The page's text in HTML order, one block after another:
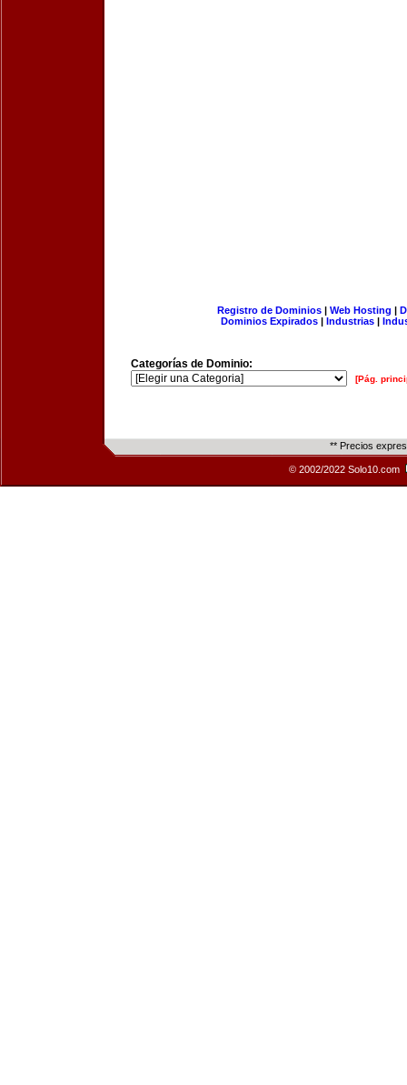
Registro de Dominios| Web Hosting |
Dominios Expirados | Industrias |
Categorías de Dominio:
[Pág.
** Precios
© 2002/2022 Solo10.com